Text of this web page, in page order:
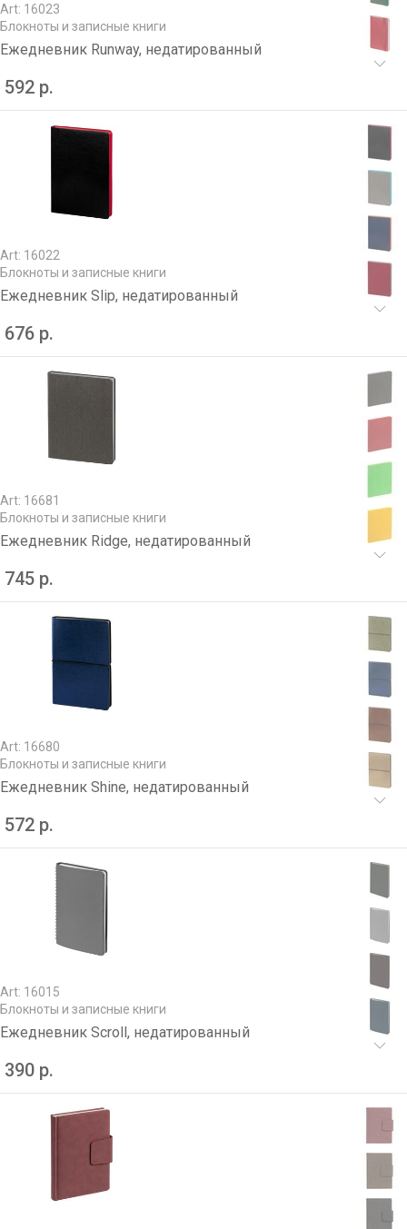
Art: 16023
Блокноты и записные книги
Ежедневник Runway, недатированный
592 р.
Art: 16022
Блокноты и записные книги
Ежедневник Slip, недатированный
676 р.
Art: 16681
Блокноты и записные книги
Ежедневник Ridge, недатированный
745 р.
Art: 16680
Блокноты и записные книги
Ежедневник Shine, недатированный
572 р.
Art: 16015
Блокноты и записные книги
Ежедневник Scroll, недатированный
390 р.